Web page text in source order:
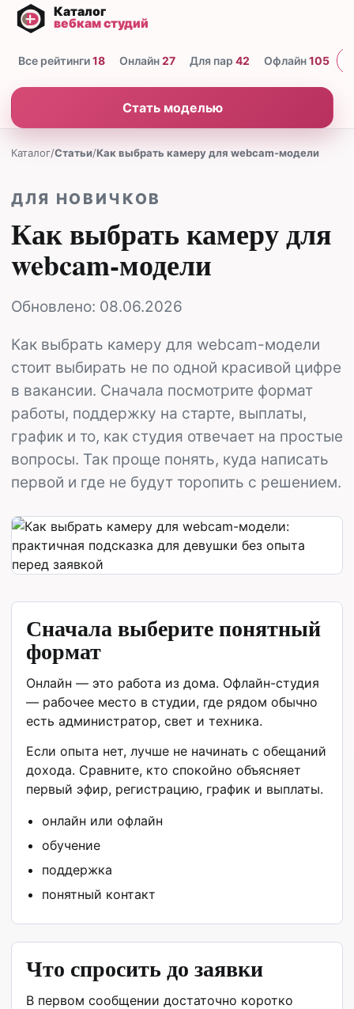
Все рейтинги18 Онлайн27 Для пар 42 Офлайн105
Стать моделью
Каталог/Статьи/Как выбрать камеру для webcam-модели
ДЛЯ НОВИЧКОВ
Как выбрать камеру для
webcam-модели
Обновлено: 08.06.2026
Как выбрать камеру для webcam-модели
стоит выбирать не по одной красивой цифре
в вакансии. Сначала посмотрите формат
работы, поддержку на старте, выплаты,
график и то, как студия отвечает на простые
вопросы. Так проще понять, куда написать
первой и где не будут торопить с решением.
Сначала выберите понятный
формат
Онлайн — это работа из дома. Офлайн-студия
— рабочее место в студии, где рядом обычно
есть администратор, свет и техника.
Если опыта нет, лучше не начинать с обещаний
дохода. Сравните, кто спокойно объясняет
первый эфир, регистрацию, график и выплаты.
онлайн или офлайн
обучение
поддержка
понятный контакт
Что спросить до заявки
В первом сообщении достаточно коротко